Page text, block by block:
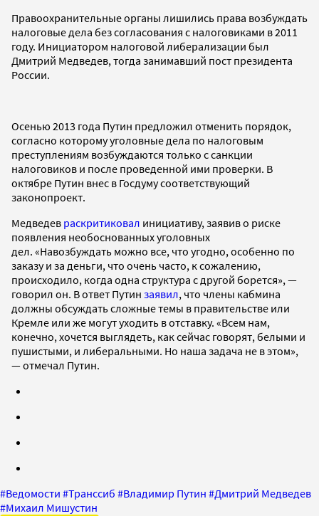
Правоохранительные органы лишились права возбуждать
налоговые дела без согласования с налоговиками в 2011
году. Инициатором налоговой либерализации был
Дмитрий Медведев, тогда занимавший пост президента
России.
Осенью 2013 года Путин предложил отменить порядок,
согласно которому уголовные дела по налоговым
преступлениям возбуждаются только с санкции
налоговиков и после проведенной ими проверки. В
октябре Путин внес в Госдуму соответствующий
законопроект.
Медведев раскритиковал инициативу, заявив о риске
появления необоснованных уголовных
дел. «Навозбуждать можно все, что угодно, особенно по
заказу и за деньги, что очень часто, к сожалению,
происходило, когда одна структура с другой борется», —
говорил он. В ответ Путин заявил, что члены кабмина
должны обсуждать сложные темы в правительстве или
Кремле или же могут уходить в отставку. «Всем нам,
конечно, хочется выглядеть, как сейчас говорят, белыми и
пушистыми, и либеральными. Но наша задача не в этом»,
— отмечал Путин.
#Ведомости #Транссиб #Владимир Путин #Дмитрий Медведев
#Михаил Мишустин